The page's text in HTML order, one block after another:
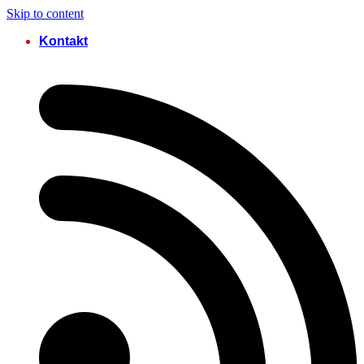
Skip to content
Kontakt